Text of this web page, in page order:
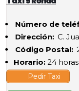
Número de
Dirección: C.
Código Postal:
Horario: 24 horas
Pedir Taxi